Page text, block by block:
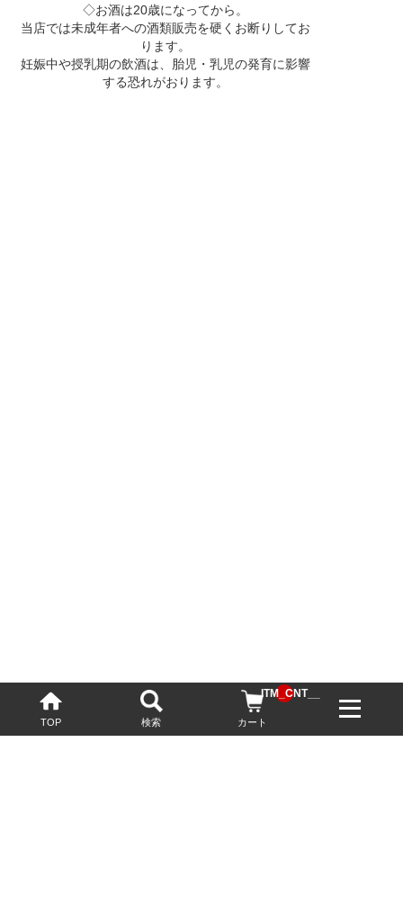
TOP 検索 カート
__ITM_CNT__
◇お酒は20歳になってから。
当店では未成年者への酒類販売を硬くお断りしてお
ります。
妊娠中や授乳期の飲酒は、胎児・乳児の発育に影響
する恐れがおります。